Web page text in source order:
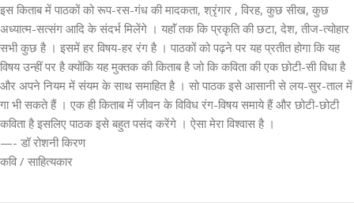
इस किताब में पाठकों को रूप-रस-गंध की मादकता, श्रृंगार , विरह, कुछ सीख, कुछ
अध्यात्म-सत्संग आदि के संदर्भ मिलेंगे । यहाॅं तक कि प्रकृति की छटा, देश, तीज-त्योहार
सभी कुछ है । इसमें हर विषय-हर रंग है । पाठकों को पढ़ने पर यह प्रतीत होगा कि यह
विषय उन्हीं पर है क्योंकि यह मुक्तक की किताब है जो कि कविता की एक छोटी-सी विधा है
और अपने नियम में संयम के साथ समाहित है । सो पाठक इसे आसानी से लय-सुर-ताल में
गा भी सकते हैं । एक ही किताब में जीवन के विविध रंग-विषय समाये हैं और छोटी-छोटी
कविता है इसलिए पाठक इसे बहुत पसंद करेंगे । ऐसा मेरा विश्वास है ।
—- डॉ रोशनी किरण
कवि / साहित्यकार